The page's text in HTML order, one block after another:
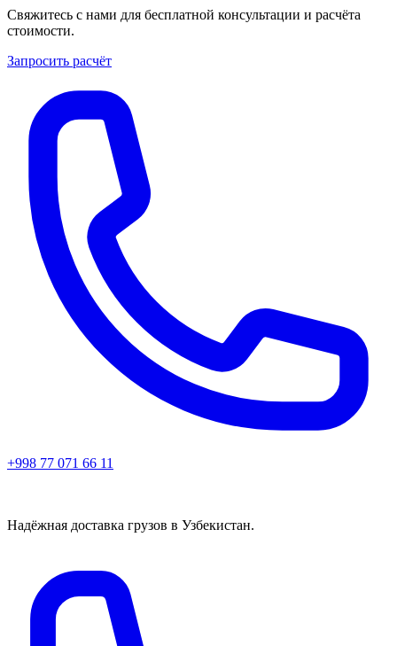
Свяжитесь с нами для бесплатной консультации и расчёта
стоимости.
Запросить расчёт
+998 77 071 66 11
Надёжная доставка грузов в Узбекистан.